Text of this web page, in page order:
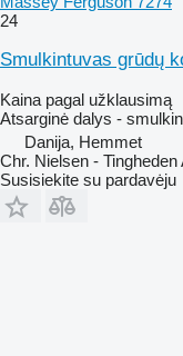
24
Smulkintuvas grūdų
Kaina pagal užklausimą
Atsarginė dalys -
Danija, Hemmet
Chr. Nielsen - Tingheden
Susisiekite su pardavėju